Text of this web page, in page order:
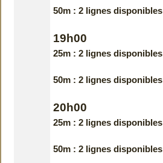
50m : 2 lignes disponibles
19h00
25m : 2 lignes disponibles
50m : 2 lignes disponibles
20h00
25m : 2 lignes disponibles
50m : 2 lignes disponibles